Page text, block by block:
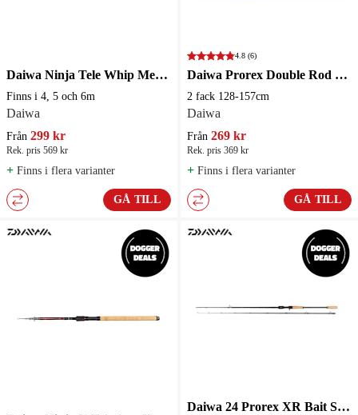
Daiwa Ninja Tele Whip Metspö
Finns i 4, 5 och 6m
Daiwa
Från 299 kr
Rek. pris 569 kr
+ Finns i flera varianter
GÅ TILL
4.8 (6)
Daiwa Prorex Double Rod Bag
2 fack 128-157cm
Daiwa
Från 269 kr
Rek. pris 369 kr
+ Finns i flera varianter
GÅ TILL
Daiwa 24 Prorex XR Bait Spinnspö